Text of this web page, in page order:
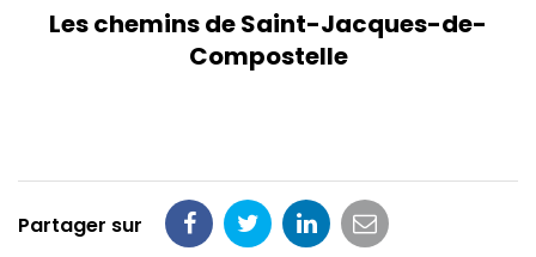
Les chemins de Saint-Jacques-de-
Compostelle
Partager sur
PartagerPartager
PartagerPartager